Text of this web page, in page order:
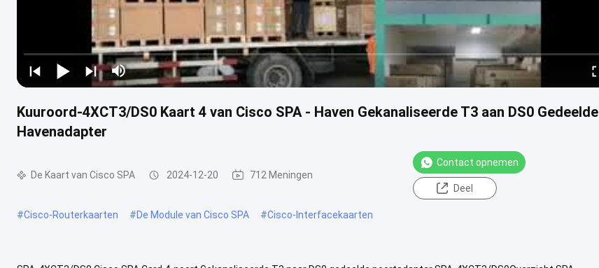
Kuuroord-4XCT3/DS0 Kaart 4 van Cisco SPA - Haven Gekanaliseerde T3 aan DS0 Gedeelde
Havenadapter
De Kaart van Cisco SPA 2024-12-20 712 Meningen
Contact opnemen
Deel
#Cisco-Routerkaarten #De Module van Cisco SPA #Cisco-Interfacekaarten